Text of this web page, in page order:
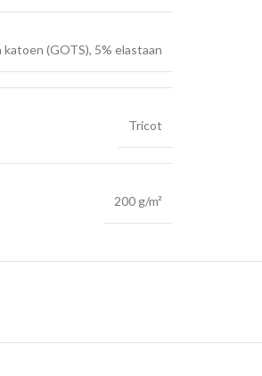
katoen (GOTS), 5% elastaan
Tricot
200 g/m²